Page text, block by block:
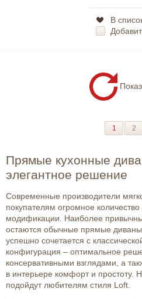
В
1 2
Прямые кухонные
элегантное решение
Современные производители
покупателям огромное
модификации. Наиболее
остаются обычные прямые
успешно сочетается с
конфигурация – оптимальное
консервативными взглядами, а
в интерьере комфорт и простоту.
подойдут любителям стиля Loft.